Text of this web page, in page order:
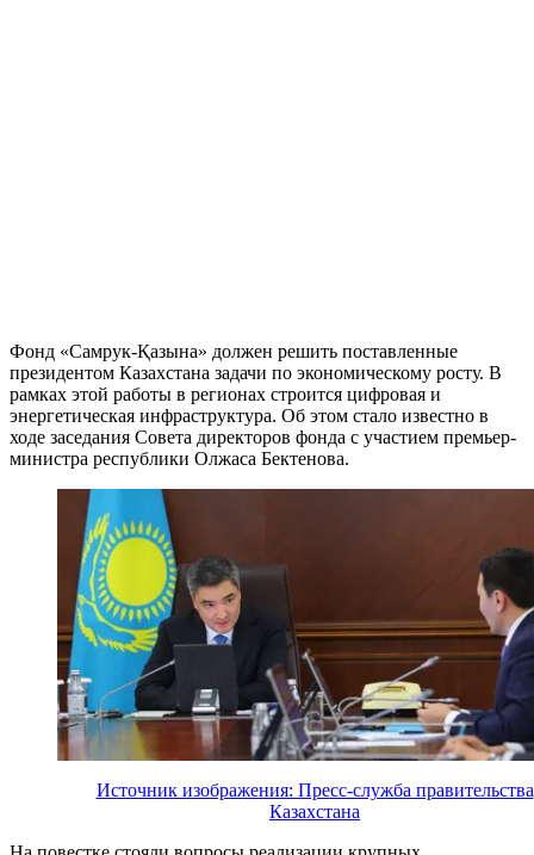
Фонд «Самрук-Қазына» должен решить поставленные
президентом Казахстана задачи по экономическому росту. В
рамках этой работы в регионах строится цифровая и
энергетическая инфраструктура. Об этом стало известно в
ходе заседания Совета директоров фонда с участием премьер-
министра республики Олжаса Бектенова.
Источник изображения: Пресс-служба правительства
Казахстана